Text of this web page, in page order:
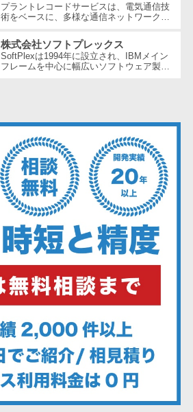
バース予約シ
運送業務支援
システム
店舗業務支援
システム
配送ルート最
適化
IT点呼サービス
医療・介護業
界向け
電子カルテ
障害福祉ソフ
ト
オンライン診
療システム
オンコール代
行サービス
訪問看護ステ
プラントレコードサービスは、電気通信技
術をベースに、多様な通信ネットワーク構
ウを提供している企業です。創業以...
株式会社ソフトプレックス
SoftPlexは1994年に設立され、IBMメイン
フレームを中心に幅広いソフトウェア製品